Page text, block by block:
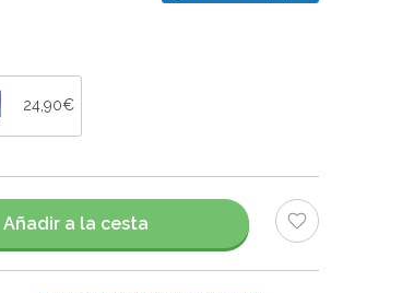
24,90€
Añadir a la cesta